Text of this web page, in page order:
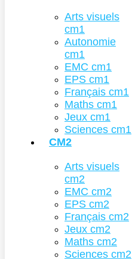
Arts visuels
cm1
Autonomie
cm1
EMC cm1
EPS cm1
Français cm1
Maths cm1
Jeux cm1
Sciences cm1
CM2
Arts visuels
cm2
EMC cm2
EPS cm2
Français cm2
Jeux cm2
Maths cm2
Sciences cm2